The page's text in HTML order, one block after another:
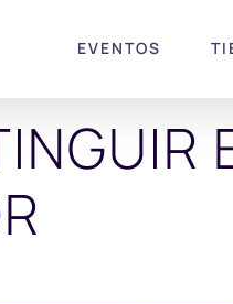
EVENTOS